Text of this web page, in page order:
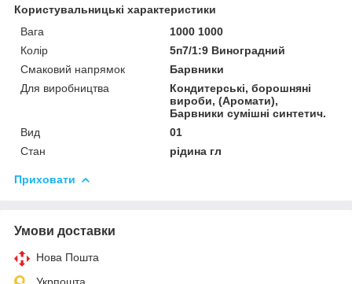
Користувальницькі характеристики
Вага
1000 1000
Колір
5п7/1:9 Виноградний
Смаковий напрямок
Барвники
Для виробництва
Кондитерські, борошняні
вироби, (Аромати),
Барвники сумішні синтетич.
Вид
01
Стан
рідина гл
Приховати
Умови доставки
Нова Пошта
Укрпошта